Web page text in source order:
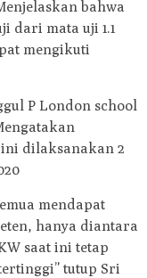
bahwa
dari mata uji 1.1
mengikuti
P London school
dilaksanakan 2
mendapat
hanya diantara
saat ini tetap
tutup Sri